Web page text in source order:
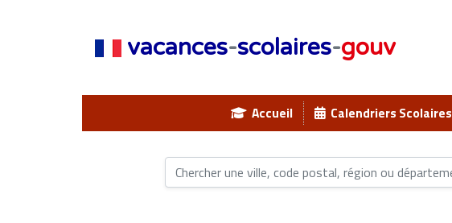
vacances-scolaires-gouv
Accueil Calendriers Scolaires